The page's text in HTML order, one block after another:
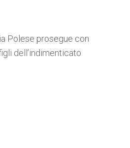
Polese prosegue con
dell’indimenticato